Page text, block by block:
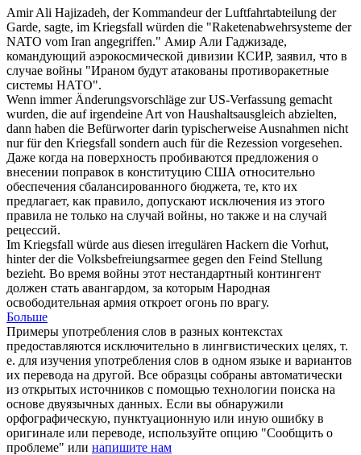
Amir Ali Hajizadeh, der Kommandeur der Luftfahrtabteilung der
Garde, sagte, im Kriegsfall würden die "Raketenabwehrsysteme der
NATO vom Iran angegriffen." Амир Али Гаджизаде,
командующий аэрокосмической дивизии КСИР, заявил, что в
случае войны "Ираном будут атакованы противоракетные
системы НАТО".
Wenn immer Änderungsvorschläge zur US-Verfassung gemacht
wurden, die auf irgendeine Art von Haushaltsausgleich abzielten,
dann haben die Befürworter darin typischerweise Ausnahmen nicht
nur für den Kriegsfall sondern auch für die Rezession vorgesehen.
Даже когда на поверхность пробиваются предложения о
внесении поправок в конституцию США относительно
обеспечения сбалансированного бюджета, те, кто их
предлагает, как правило, допускают исключения из этого
правила не только на случай войны, но также и на случай
рецессий.
Im Kriegsfall würde aus diesen irregulären Hackern die Vorhut,
hinter der die Volksbefreiungsarmee gegen den Feind Stellung
bezieht. Во время войны этот нестандартный контингент
должен стать авангардом, за которым Народная
освободительная армия откроет огонь по врагу.
Больше
Примеры употребления слов в разных контекстах
предоставляются исключительно в лингвистических целях, т.
е. для изучения употребления слов в одном языке и вариантов
их перевода на другой. Все образцы собраны автоматически
из открытых источников с помощью технологии поиска на
основе двуязычных данных. Если вы обнаружили
орфографическую, пунктуационную или иную ошибку в
оригинале или переводе, используйте опцию "Сообщить о
проблеме" или напишите нам